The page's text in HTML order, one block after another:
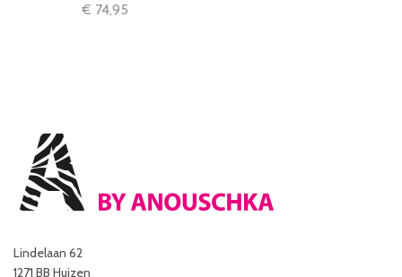
€ 74,95
Lindelaan 62
1271 BB Huizen